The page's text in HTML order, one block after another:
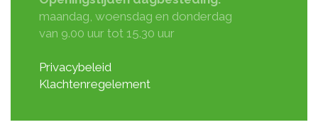
maandag, woensdag en donderdag
van 9.00 uur tot 15.30 uur
Privacybeleid
Klachtenregelement